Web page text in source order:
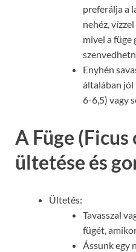
preferálja a
nehéz,
mivel a
Enyhén
általában jól
6-6,5) vagy
A Füge (Ficus
ültetése és
Ültetés:
Tavasszal
fügét,
Ássunk egy